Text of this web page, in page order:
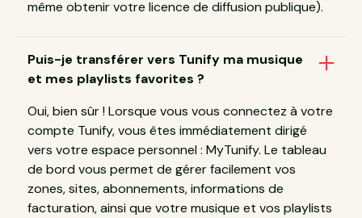
même obtenir votre licence de diffusion publique).
Puis-je transférer vers Tunify ma musique
et mes playlists favorites ?
Oui, bien sûr ! Lorsque vous vous connectez à votre
compte Tunify, vous êtes immédiatement dirigé
vers votre espace personnel : MyTunify. Le tableau
de bord vous permet de gérer facilement vos
zones, sites, abonnements, informations de
facturation, ainsi que votre musique et vos playlists